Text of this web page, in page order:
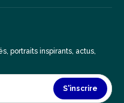
portraits inspirants, actus,
S'inscrire